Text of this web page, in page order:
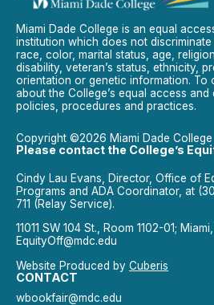
Miami Dade College is an equal
institution which does not
race, color, marital status, age,
disability, veteran’s status, ethnicity,
orientation or genetic information. To
about the College’s equal access
policies, procedures and practices.
Copyright ©2026 Miami Dade College
Please contact the College’s
Cindy Lau Evans, Director, Office of
Programs and ADA Coordinator, at
711 (Relay Service).
11011 SW 104 St., Room 1102-01;
EquityOff@mdc.edu
Website Produced by Cuberis
CONTACT
wbookfair@mdc.edu